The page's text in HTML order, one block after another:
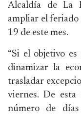
Alcaldía de La
ampliar el feriado
19 de este mes.
“Si el objetivo
dinamizar la
trasladar
viernes. De
número de